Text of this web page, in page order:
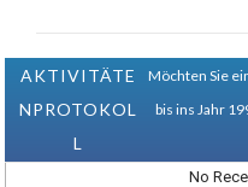
AKTIVITÄTE
NPROTOKOL
L
Möchten Sie
bis ins Jahr
No